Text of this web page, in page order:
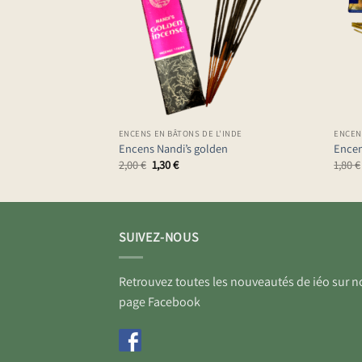
ENCENS EN BÂTONS DE L'INDE
Encens Nandi’s golden
2,00€ Le
prix
1,30€Le
1,80€
SUIVEZ-NOUS
Retrouvez toutes les nouveautés de iéo sur
page Facebook